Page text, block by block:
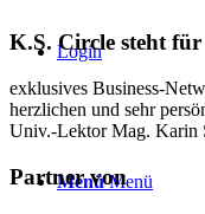
Login
Menü Menü
K.S. Circle steht für
exklusives Business-
herzlichen und sehr
Univ.-Lektor Mag. Karin
Partner von